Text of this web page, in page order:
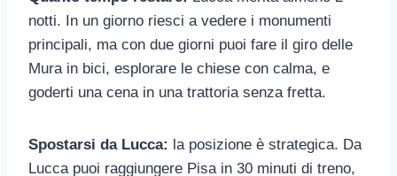
notti. In un giorno riesci a vedere i monumenti
principali, ma con due giorni puoi fare il giro delle
Mura in bici, esplorare le chiese con calma, e
goderti una cena in una trattoria senza fretta.
Spostarsi da Lucca: la posizione è strategica. Da
Lucca puoi raggiungere Pisa in 30 minuti di treno,